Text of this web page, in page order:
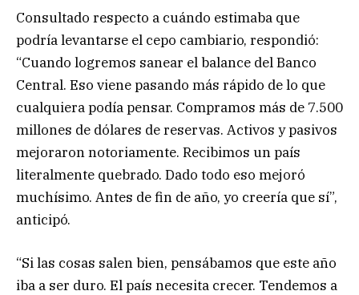
Consultado respecto a cuándo estimaba que
podría levantarse el cepo cambiario, respondió:
“Cuando logremos sanear el balance del Banco
Central. Eso viene pasando más rápido de lo que
cualquiera podía pensar. Compramos más de 7.500
millones de dólares de reservas. Activos y pasivos
mejoraron notoriamente. Recibimos un país
literalmente quebrado. Dado todo eso mejoró
muchísimo. Antes de fin de año, yo creería que sí”,
anticipó.
“Si las cosas salen bien, pensábamos que este año
iba a ser duro. El país necesita crecer. Tendemos a